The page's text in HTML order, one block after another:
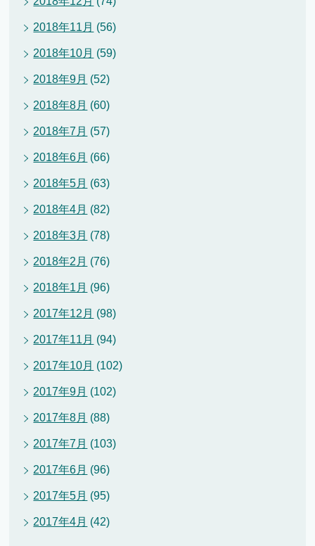
2018年11月 (56)
2018年10月 (59)
2018年9月 (52)
2018年8月 (60)
2018年7月 (57)
2018年6月 (66)
2018年5月 (63)
2018年4月 (82)
2018年3月 (78)
2018年2月 (76)
2018年1月 (96)
2017年12月 (98)
2017年11月 (94)
2017年10月 (102)
2017年9月 (102)
2017年8月 (88)
2017年7月 (103)
2017年6月 (96)
2017年5月 (95)
2017年4月 (42)